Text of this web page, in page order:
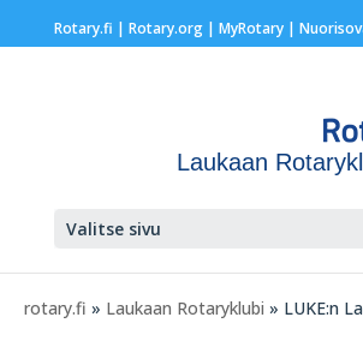
Rotary.fi | Rotary.org| MyRotary |
Laukaan
Valitse sivu
rotary.fi » Laukaan Rotaryklubi » LUKE:n